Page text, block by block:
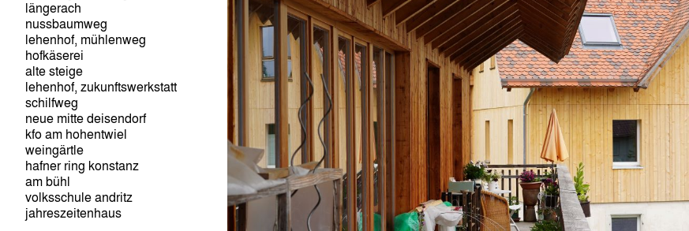
längerach
nussbaumweg
lehenhof, mühlenweg
hofkäserei
alte steige
lehenhof, zukunftswerkstatt
schilfweg
neue mitte deisendorf
kfo am hohentwiel
weingärtle
hafner ring konstanz
am bühl
volksschule andritz
jahreszeitenhaus